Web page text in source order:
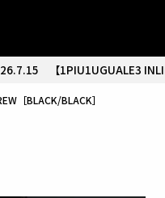
【1PIU1UGUALE3
［BLACK/BLACK］